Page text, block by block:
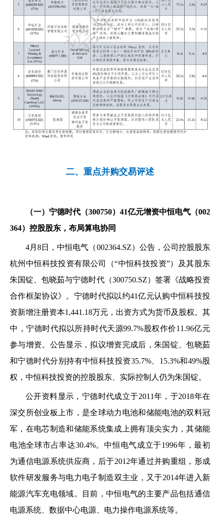
二、重点并购交易评述
（一） 宁德时代（300750）41亿元增资中恒电气（002
364）控股股东，布局算电协同
4月8日，中恒电气（002364.SZ）公告，公司控股股东
杭州中恒科技投资有限公司（“中恒科技投资”）及其股东
朱国锭、包晓茹与宁德时代（300750.SZ）签署《战略投资
合作框架协议》。宁德时代拟以约41亿元认购中恒科技投
资新增注册资本1,441.18万元，出资方式为货币及股权。其
中，宁德时代拟以所持时代天源99.7%股权作价11.96亿元
参与增资。公告显示，拟议增资完成后，朱国锭、包晓茹
和宁德时代分别持有中恒科技投资35.7%、15.3%和49%股
权，中恒科技投资的控股股东、实际控制人仍为朱国锭。
公开资料显示，宁德时代成立于2011年，于2018年在
深交所创业板上市，是全球动力电池和储能电池的双料冠
军，在电芯制造和储能系统集成上拥有顶尖实力，其储能
电池全球市占率达30.4%。中恒电气成立于1996年，最初
为通信电源系统供应商，后于2012年通过并购重组，形成
软件研发服务与电力电子制造双主业，又于2014年进入新
能源汽车充电领域。目前，中恒电气的主要产品包括通信
电源系统、数据中心电源、电力操作电源系统等。